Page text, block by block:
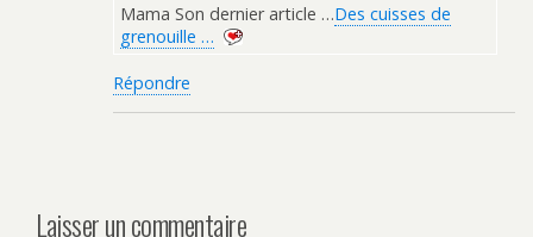
Mama Son dernier article …Des cuisses de
grenouille …
Répondre
Laisser un commentaire